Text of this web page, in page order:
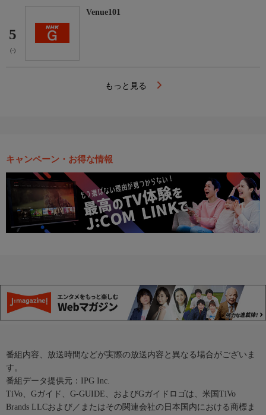
5
(-)
Venue101
もっと見る
キャンペーン・お得な情報
番組内容、放送時間などが実際の放送内容と異なる場合がございま
す。
番組データ提供元：IPG Inc.
TiVo、Gガイド、G-GUIDE、およびGガイドロゴは、米国TiVo
Brands LLCおよび／またはその関連会社の日本国内における商標ま